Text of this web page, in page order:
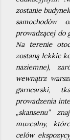
zostanie
samochodów
prowadzącej do
Na terenie
zostaną lekkie
naziemne),
wewnątrz
garncarski,
prowadzenia
„skansenu”
muzealny,
celów